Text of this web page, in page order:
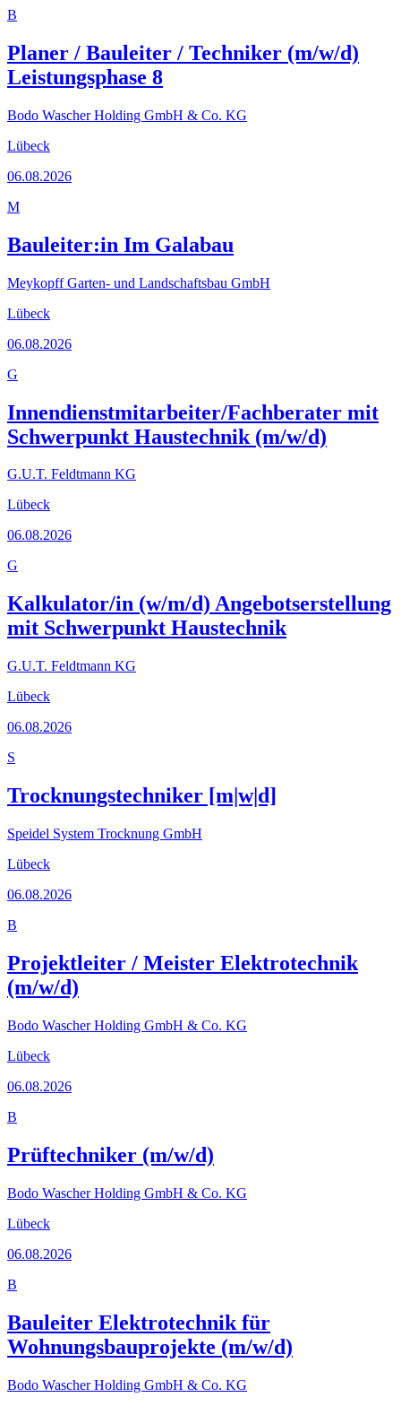
B
Planer / Bauleiter / Techniker (m/w/d)
Leistungsphase 8
Bodo Wascher Holding GmbH & Co. KG
Lübeck
06.08.2026
M
Bauleiter:in Im Galabau
Meykopff Garten- und Landschaftsbau GmbH
Lübeck
06.08.2026
G
Innendienstmitarbeiter/Fachberater mit
Schwerpunkt Haustechnik (m/w/d)
G.U.T. Feldtmann KG
Lübeck
06.08.2026
G
Kalkulator/in (w/m/d) Angebotserstellung
mit Schwerpunkt Haustechnik
G.U.T. Feldtmann KG
Lübeck
06.08.2026
S
Trocknungstechniker [m|w|d]
Speidel System Trocknung GmbH
Lübeck
06.08.2026
B
Projektleiter / Meister Elektrotechnik
(m/w/d)
Bodo Wascher Holding GmbH & Co. KG
Lübeck
06.08.2026
B
Prüftechniker (m/w/d)
Bodo Wascher Holding GmbH & Co. KG
Lübeck
06.08.2026
B
Bauleiter Elektrotechnik für
Wohnungsbauprojekte (m/w/d)
Bodo Wascher Holding GmbH & Co. KG